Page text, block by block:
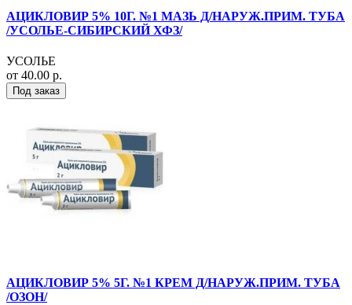
АЦИКЛОВИР 5% 10Г. №1 МАЗЬ Д/НАРУЖ.ПРИМ. ТУБА
/УСОЛЬЕ-СИБИРСКИЙ ХФЗ/
УСОЛЬЕ
от 40.00 р.
Под заказ
АЦИКЛОВИР 5% 5Г. №1 КРЕМ Д/НАРУЖ.ПРИМ. ТУБА
/ОЗОН/